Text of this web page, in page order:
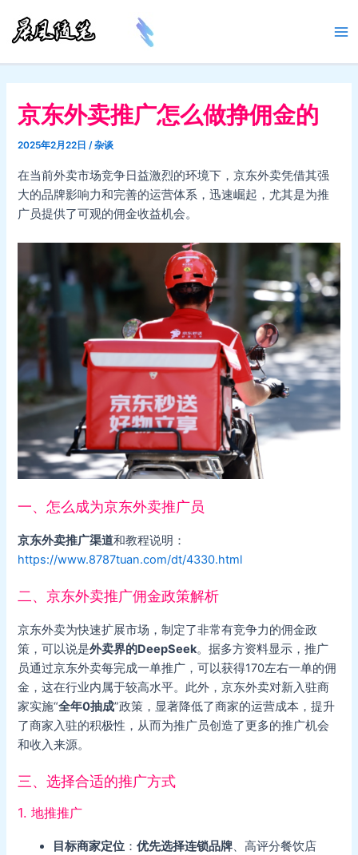
容
京东外卖推广怎么做挣佣金的
2025年2月22日/杂谈
在当前外卖市场竞争日益激烈的环境下，京东外卖凭借其强
大的品牌影响力和完善的运营体系，迅速崛起，尤其是为推
广员提供了可观的佣金收益机会。
一、怎么成为京东外卖推广员
京东外卖推广渠道和教程说明：
https://www.8787tuan.com/dt/4330.html
二、京东外卖推广佣金政策解析
京东外卖为快速扩展市场，制定了非常有竞争力的佣金政
策，可以说是外卖界的DeepSeek。据多方资料显示，推广
员通过京东外卖每完成一单推广，可以获得170左右一单的佣
金，这在行业内属于较高水平。此外，京东外卖对新入驻商
家实施“全年0抽成”政策，显著降低了商家的运营成本，提升
了商家入驻的积极性，从而为推广员创造了更多的推广机会
和收入来源。
三、选择合适的推广方式
1. 地推推广
目标商家定位 ：优先选择连锁品牌、高评分餐饮店